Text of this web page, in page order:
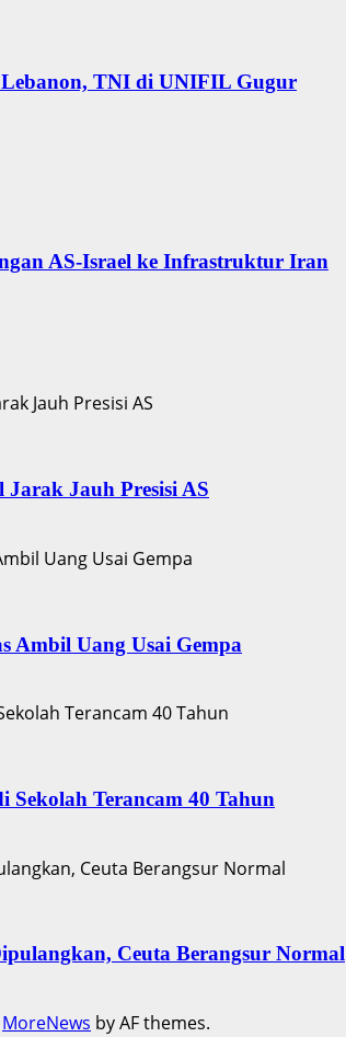
Lebanon, TNI di UNIFIL Gugur
AS-Israel ke Infrastruktur Iran
Jauh Presisi AS
Ambil Uang Usai Gempa
Sekolah Terancam 40 Tahun
Ceuta Berangsur Normal
MoreNews by AF themes.